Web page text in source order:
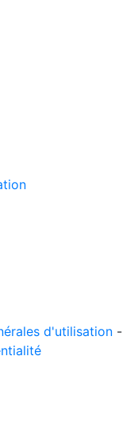
d'utilisation -